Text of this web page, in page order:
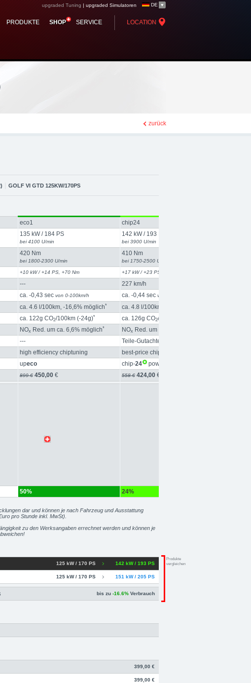
12) upgraded automotive
Zubehör
DE
LOCATION
SERVICE
SHOP
PRODUKTE
upgraded Tuning|upgraded Simulatoren
zurück
GOLF VI GTD 125KW/170PS
eco1 chip24
135 kW / 184 PS
bei 4100 U/min
142 kW / 193 PS
bei 3900 U/min
420 Nm
bei 1800-2300 U/min
410 Nm
bei 1750-2500 U/min
+10 kW / +14 PS, +70 Nm +17 kW / +23 PS, +60 Nm
--- 227 km/h
ca. -0,43 sec von 0-100km/h ca. -0,44 sec von 0-100km/h
ca. 4.6 l/100km, -16,6% möglich* ca. 4.8 l/100km, -13,3% möglich
ca. 122g CO2/100km (-24g)* ca. 126g CO2/100km (-19g)
NOx Red. um ca. 6,6% möglich* NOx Red. um ca. 5,3% möglich
--- Teile-Gutachten verfügbar
high efficiency chiptuning best-price chiptuning
upeco chip-24 powered by up
899 € 450,00 € 558 € 424,00 €
50% 24%
dar und können je nach Fahrzeug und Ausstattung
pro Stunde inkl. MwSt).
zu den Werksangaben errechnet werden und können je
Produkte
vergleichen
142 kW / 193 PS
125 kW / 170 PS
151 kW / 205 PS
125 kW / 170 PS
bis zu -16.6% Verbrauch
399,00 €
399,00 €